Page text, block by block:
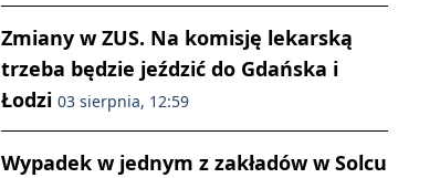
Zmiany w ZUS. Na komisję lekarską
trzeba będzie jeździć do Gdańska i
Łodzi 03 sierpnia, 12:59
Wypadek w jednym z zakładów w Solcu